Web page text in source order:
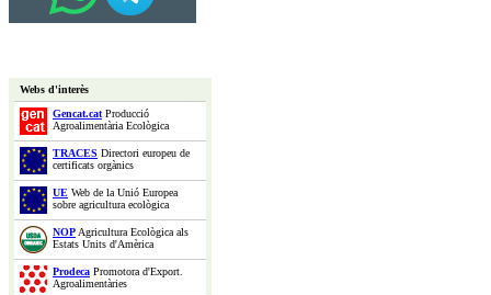
Webs d'interès
Gencat.catProducció
Agroalimentària Ecològica
TRACES Directori europeu de
certificats orgànics
UE Web de la Unió Europea
sobre agricultura ecològica
NOPAgricultura Ecològica als
Estats Units d'Amèrica
Prodeca Promotora d'Export.
Agroalimentàries